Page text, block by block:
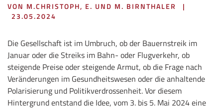
VON M.CHRISTOPH, E. UND M. BIRNTHALER
|
23.05.2024
Die Gesellschaft ist im Umbruch, ob der Bauernstreik im
Januar oder die Streiks im Bahn- oder Flugverkehr, ob
steigende Preise oder steigende Armut, ob die Frage nach
Veränderungen im Gesundheitswesen oder die anhaltende
Polarisierung und Politikverdrossenheit. Vor diesem
Hintergrund entstand die Idee, vom 3. bis 5. Mai 2024 eine